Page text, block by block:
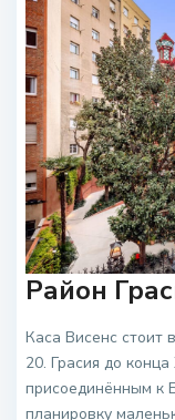
Район
Каса Висенс стоит
20. Грасия до
присоединённым к
планировку